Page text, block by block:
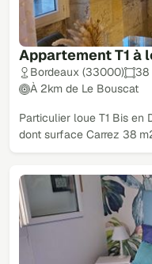
Appartement T1 à
Bordeaux (33000) 38
À 2km de Le Bouscat
Particulier loue T1 Bis en
dont surface Carrez 38